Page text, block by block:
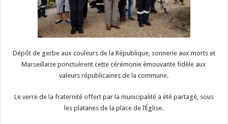
Dépôt de gerbe aux couleurs de la République, sonnerie aux morts et
Marseillaise ponctuèrent cette cérémonie émouvante fidèle aux
valeurs républicaines de la commune.
Le verre de la fraternité offert par la municipalité a été partagé, sous
les platanes de la place de l’Église.